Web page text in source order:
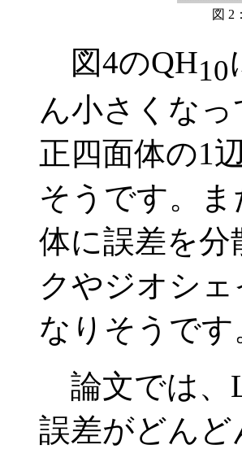
図 2
図4のQH10
ん小さくな
正四面体の1
そうです。
体に誤差を分
クやジオシ
なりそうです
論文では、
誤差がどん